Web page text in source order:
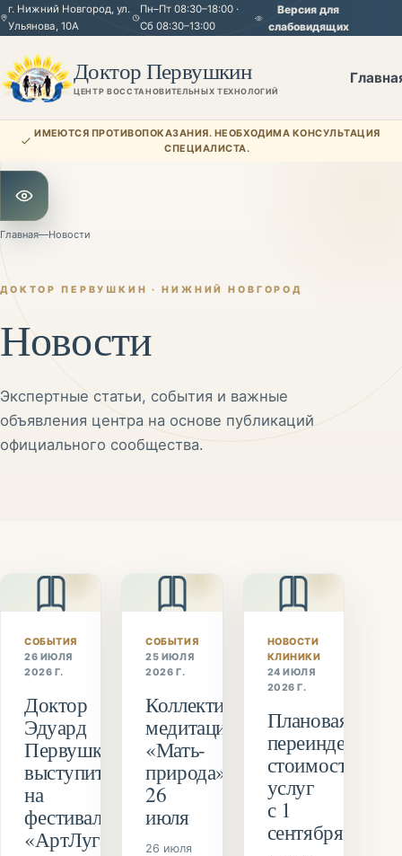
г. Нижний Новгород, ул.
Ульянова, 10А
Пн–Пт 08:30–18:00 ·
Сб 08:30–13:00
Версия для
слабовидящих
Доктор Первушкин
ЦЕНТР ВОССТАНОВИТЕЛЬНЫХ ТЕХНОЛОГИЙ
Открыть настройки для слабовидящих
ИМЕЮТСЯ ПРОТИВОПОКАЗАНИЯ. НЕОБХОДИМА КОНСУЛЬТАЦИЯ
СПЕЦИАЛИСТА.
Главная—Новости
ДОКТОР ПЕРВУШКИН · НИЖНИЙ НОВГОРОД
Новости
Экспертные статьи, события и важные
объявления центра на основе публикаций
официального сообщества.
СОБЫТИЯ
26 ИЮЛЯ
2026 Г.
Доктор
Эдуард
Первушкин
выступит
на
фестивале
«АртЛуга»
СОБЫТИЯ
25 ИЮЛЯ
2026 Г.
Коллективная
медитация
«Мать-
природа»
26
июля
26 июля
НОВОСТИ
КЛИНИКИ
24 ИЮЛЯ
2026 Г.
Плановая
переиндексация
стоимости
услуг
с 1
сентября